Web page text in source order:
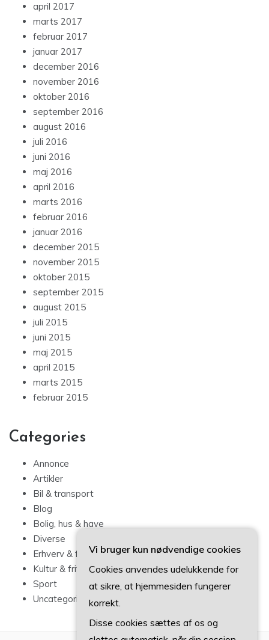
april 2017
marts 2017
februar 2017
januar 2017
december 2016
november 2016
oktober 2016
september 2016
august 2016
juli 2016
juni 2016
maj 2016
april 2016
marts 2016
februar 2016
januar 2016
december 2015
november 2015
oktober 2015
september 2015
august 2015
juli 2015
juni 2015
maj 2015
april 2015
marts 2015
februar 2015
Categories
Annonce
Artikler
Bil & transport
Blog
Bolig, hus & have
Diverse
Erhverv & forbrug
Kultur & fritid
Sport
Uncategorized
Vi bruger kun nødvendige cookies
Cookies anvendes udelukkende for
at sikre, at hjemmesiden fungerer
korrekt.
Disse cookies sættes af os og